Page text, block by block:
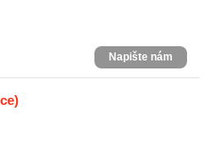
Napište nám